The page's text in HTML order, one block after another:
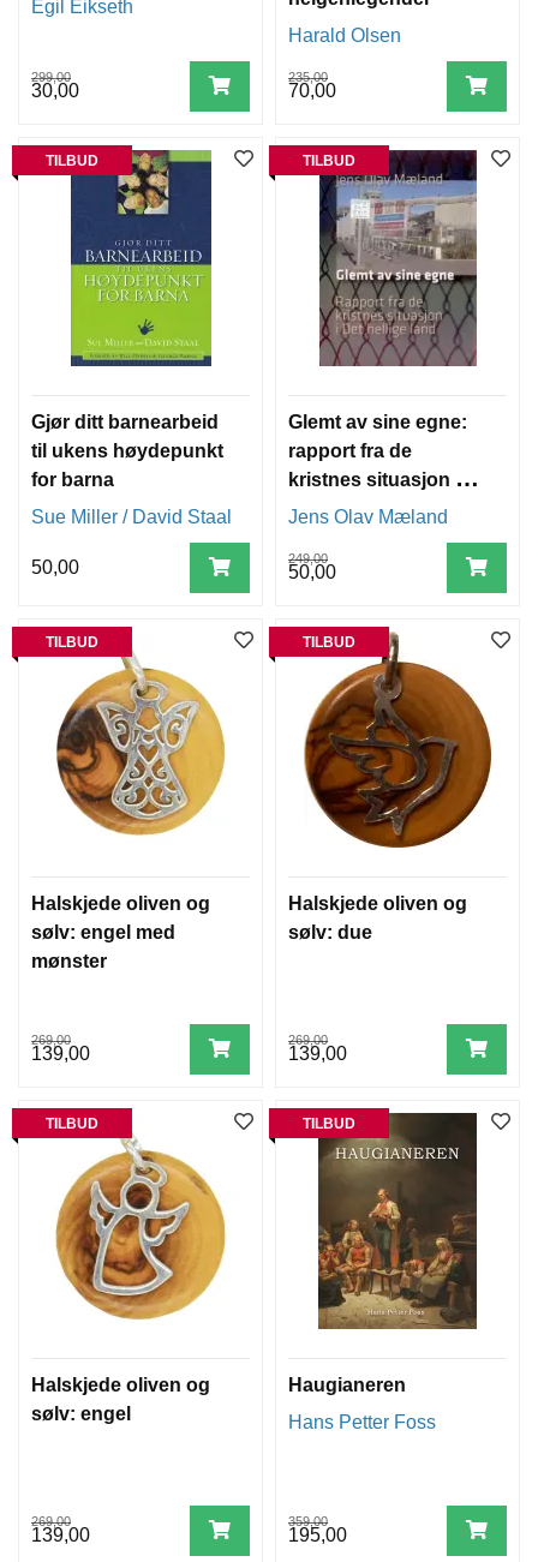
Egil Eikseth
299,00
30,00
Harald Olsen
235,00
70,00
TILBUD
Gjør ditt barnearbeid
til ukens høydepunkt
for barna
Sue Miller / David Staal
50,00
TILBUD
Glemt av sine egne:
rapport fra de
kristnes situasjon i
Det hellige land
Jens Olav Mæland
249,00
50,00
TILBUD
Halskjede oliven og
sølv: engel med
mønster
269,00
139,00
TILBUD
Halskjede oliven og
sølv: due
269,00
139,00
TILBUD
Halskjede oliven og
sølv: engel
269,00
139,00
TILBUD
Haugianeren
Hans Petter Foss
359,00
195,00